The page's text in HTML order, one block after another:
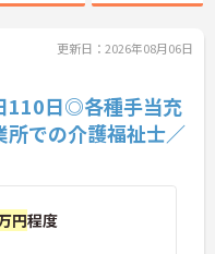
更新日：2026年08月06日
110日◎各種手当充
での介護福祉士／
円程度